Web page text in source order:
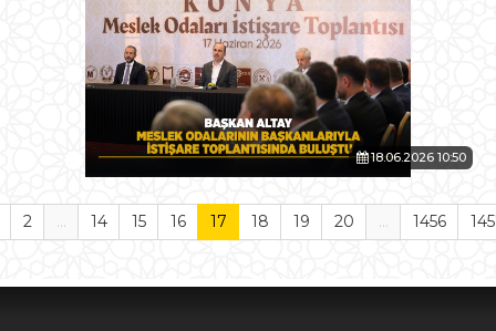
18.06.2026 10:50
2 ... 14 15 16 17 18 19 20 ... 1456